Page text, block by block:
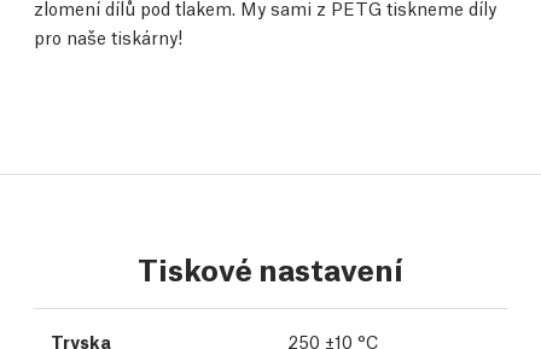
zlomení dílů pod tlakem. My sami z PETG tiskneme díly
pro naše tiskárny!
Tiskové nastavení
Tryska 250 ±10 °C